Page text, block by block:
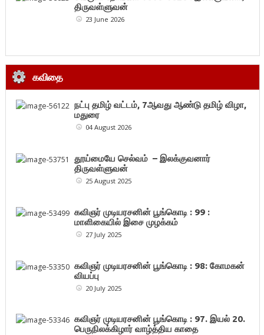
திருவள்ளுவன்
23 June 2026
கவிதை
நட்பு தமிழ் வட்டம், 7ஆவது ஆண்டு தமிழ் விழா,
மதுரை
04 August 2026
தூய்மையே செல்வம் – இலக்குவனார்
திருவள்ளுவன்
25 August 2025
கவிஞர் முடியரசனின் பூங்கொடி : 99 :
மாளிகையில் இசை முழக்கம்
27 July 2025
கவிஞர் முடியரசனின் பூங்கொடி : 98: கோமகன்
வியப்பு
20 July 2025
கவிஞர் முடியரசனின் பூங்கொடி : 97. இயல் 20.
பெருநிலக்கிழார் வாழ்த்திய காதை